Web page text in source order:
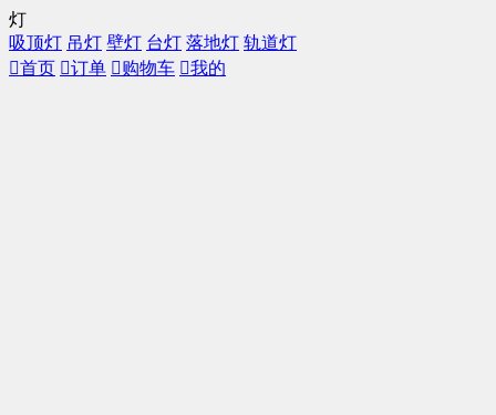
灯
吸顶灯 吊灯 壁灯 台灯 落地灯 轨道灯
首页 订单 购物车 我的